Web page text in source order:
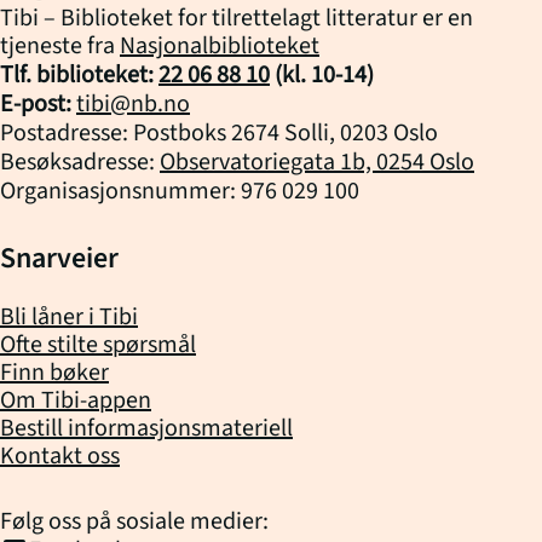
Tibi – Biblioteket for tilrettelagt litteratur er en
tjeneste fraNasjonalbiblioteket
Tlf. biblioteket:22 06 88 10(kl.10-14)
E-post:tibi@nb.no
Postadresse: Postboks 2674 Solli, 0203 Oslo
Besøksadresse:Observatoriegata 1b, 0254 Oslo
Organisasjonsnummer: 976 029 100
Snarveier
Bli låner i Tibi
Ofte stilte spørsmål
Finn bøker
Om Tibi-appen
Bestill informasjonsmateriell
Kontakt oss
Følg oss på sosiale medier: